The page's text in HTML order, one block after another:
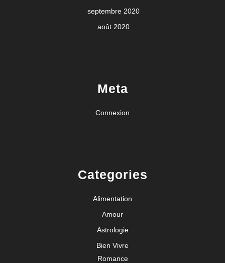
septembre 2020
août 2020
Meta
Connexion
Categories
Alimentation
Amour
Astrologie
Bien Vivre
Romance